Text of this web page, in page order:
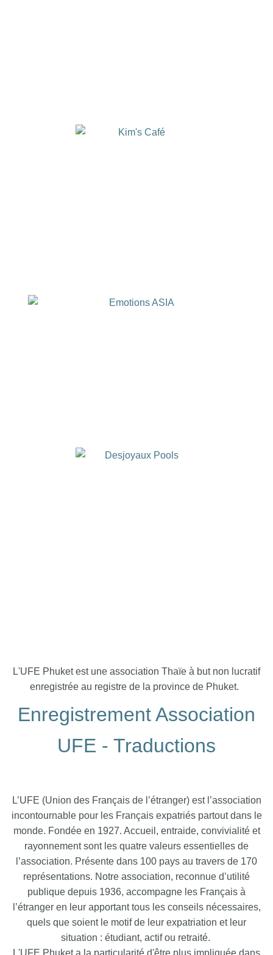
L'UFE Phuket est une association Thaïe à but non lucratif
enregistrée au registre de la province de Phuket.
Enregistrement Association
UFE - Traductions
L’UFE (Union des Français de l’étranger) est l’association
incontournable pour les Français expatriés partout dans le
monde. Fondée en 1927. Accueil, entraide, convivialité et
rayonnement sont les quatre valeurs essentielles de
l’association. Présente dans 100 pays au travers de 170
représentations. Notre association, reconnue d’utilité
publique depuis 1936, accompagne les Français à
l’étranger en leur apportant tous les conseils nécessaires,
quels que soient le motif de leur expatriation et leur
situation : étudiant, actif ou retraité.
L'UFE Phuket a la particularité d'être plus impliquée dans